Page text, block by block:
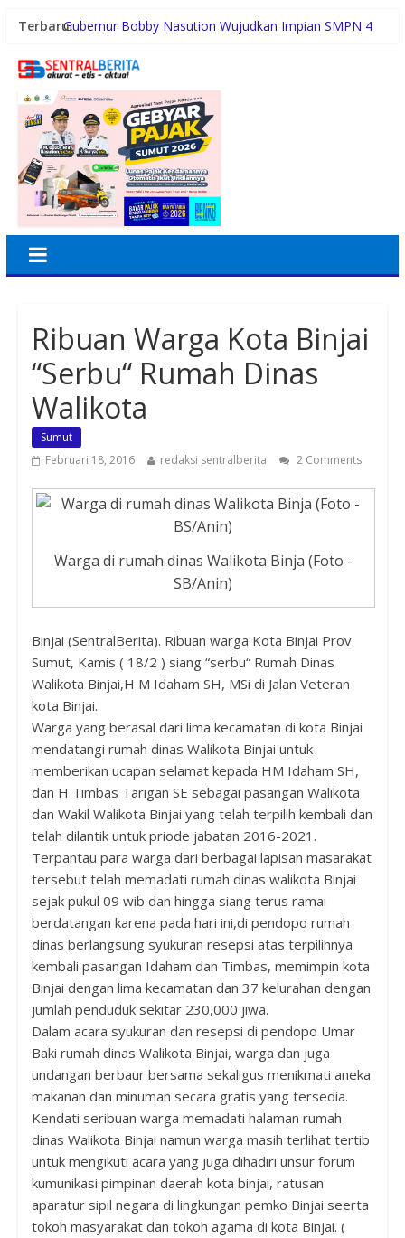
Terbaru:Gubernur Bobby Nasution Wujudkan Impian SMPN 4
Duta Genre Harus Jadi Penggerak Remaja, Rico Waas:
Sutarto Minta Banteng Sumut Merah FC Harumkan
Nama Sumut di Ajang Soekarno Cup 2026
Persiapan HUT RI ke-81, Anggota Paskibra Kecamatan
Idi Tunong Mulai Gelar Latihan Intensif
Satres PPAPPO Polres Karo Ringkus Pemuda
Ribuan Warga Kota Binjai
“Serbu“ Rumah Dinas
Walikota
Sumut
Februari 18, 2016
redaksi sentralberita 2 Comments
Warga di rumah dinas Walikota Binja (Foto -
SB/Anin)
Binjai (SentralBerita). Ribuan warga Kota Binjai Prov
Sumut, Kamis ( 18/2 ) siang “serbu“ Rumah Dinas
Walikota Binjai,H M Idaham SH, MSi di Jalan Veteran
kota Binjai.
Warga yang berasal dari lima kecamatan di kota Binjai
mendatangi rumah dinas Walikota Binjai untuk
memberikan ucapan selamat kepada HM Idaham SH,
dan H Timbas Tarigan SE sebagai pasangan Walikota
dan Wakil Walikota Binjai yang telah terpilih kembali dan
telah dilantik untuk priode jabatan 2016-2021.
Terpantau para warga dari berbagai lapisan masarakat
tersebut telah memadati rumah dinas walikota Binjai
sejak pukul 09 wib dan hingga siang terus ramai
berdatangan karena pada hari ini,di pendopo rumah
dinas berlangsung syukuran resepsi atas terpilihnya
kembali pasangan Idaham dan Timbas, memimpin kota
Binjai dengan lima kecamatan dan 37 kelurahan dengan
jumlah penduduk sekitar 230,000 jiwa.
Dalam acara syukuran dan resepsi di pendopo Umar
Baki rumah dinas Walikota Binjai, warga dan juga
undangan berbaur bersama sekaligus menikmati aneka
makanan dan minuman secara gratis yang tersedia.
Kendati seribuan warga memadati halaman rumah
dinas Walikota Binjai namun warga masih terlihat tertib
untuk mengikuti acara yang juga dihadiri unsur forum
kumunikasi pimpinan daerah kota binjai, ratusan
aparatur sipil negara di lingkungan pemko Binjai seerta
tokoh masyarakat dan tokoh agama di kota Binjai. (